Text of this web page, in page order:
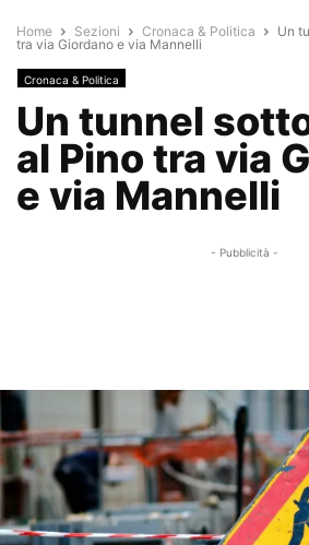
Home Sezioni Cronaca & Politica
Un
tra via Giordano e via Mannelli
Cronaca & Politica
Un tunnel
al Pino tra via
e via Mannelli
- Pubblicità -